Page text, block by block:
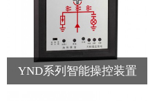
YND系列智能操控装置